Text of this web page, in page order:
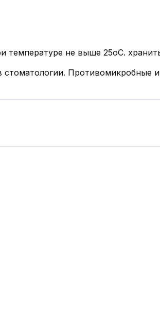
температуре не выше 25оС.
Противомикробные